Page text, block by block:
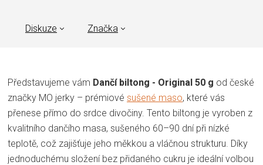
Diskuze Značka
Představujeme vám Dančí biltong - Original 50 g od české
značky MO jerky – prémiové sušené maso, které vás
přenese přímo do srdce divočiny. Tento biltong je vyroben z
kvalitního dančího masa, sušeného 60–90 dní při nízké
teplotě, což zajišťuje jeho měkkou a vláčnou strukturu. Díky
jednoduchému složení bez přidaného cukru je ideální volbou